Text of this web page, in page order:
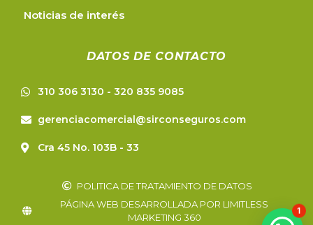
Noticias de interés
DATOS DE CONTACTO
310 306 3130 - 320 835 9085
gerenciacomercial@sirconseguros.com
Cra 45 No. 103B - 33
POLITICA DE TRATAMIENTO DE DATOS
PÁGINA WEB DESARROLLADA POR LIMITLESS
MARKETING 360
1